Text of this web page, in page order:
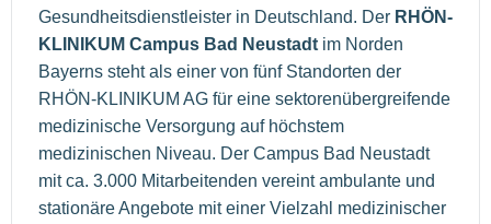
Gesundheitsdienstleister in Deutschland. Der RHÖN-
KLINIKUM Campus Bad Neustadt im Norden
Bayerns steht als einer von fünf Standorten der
RHÖN-KLINIKUM AG für eine sektorenübergreifende
medizinische Versorgung auf höchstem
medizinischen Niveau. Der Campus Bad Neustadt
mit ca. 3.000 Mitarbeitenden vereint ambulante und
stationäre Angebote mit einer Vielzahl medizinischer